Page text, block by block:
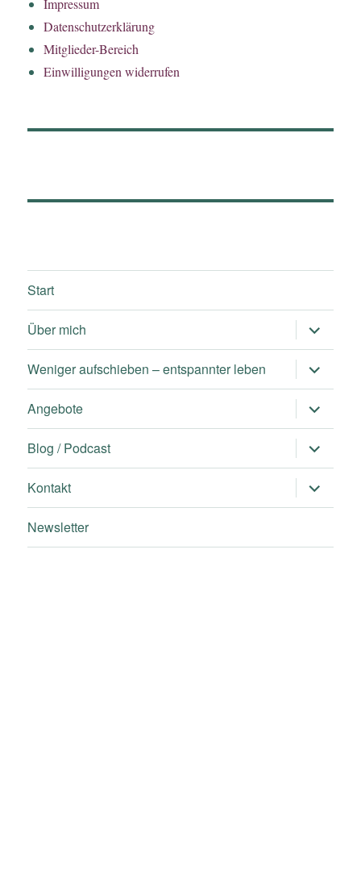
Datenschutzerklärung
Mitglieder-Bereich
Einwilligungen widerrufen
Start
Über mich
öffnen
Weniger aufschieben – entspannter leben
öffnen
Angebote
öffnen
Blog / Podcast
öffnen
Kontakt
öffnen
Newsletter